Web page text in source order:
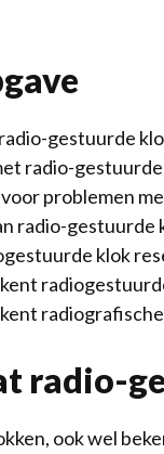
gestuurde
radio-
problemen
radio-gestuurde
klok
radio-
ook wel